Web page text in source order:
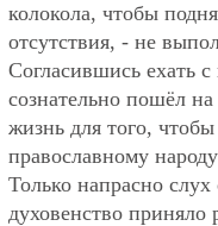
колокола, чтобы
отсутствия, - не
Согласившись ехать
сознательно пошёл
жизнь для того,
православному
Только напрасно слух
духовенство приняло